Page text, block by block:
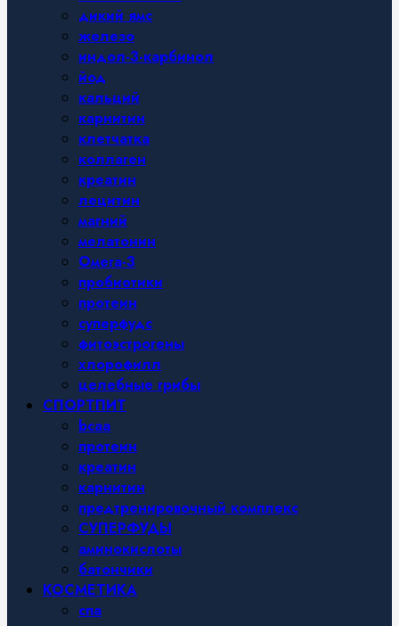
дикий ямс
железо
индол-3-карбинол
йод
кальций
карнитин
клетчатка
коллаген
креатин
лецитин
магний
мелатонин
Омега-3
пробиотики
протеин
суперфудс
фитоэстрогены
хлорофилл
целебные грибы
СПОРТПИТ
bcaa
протеин
креатин
карнитин
предтренировочный комплекс
СУПЕРФУДЫ
аминокислоты
батончики
КОСМЕТИКА
спа